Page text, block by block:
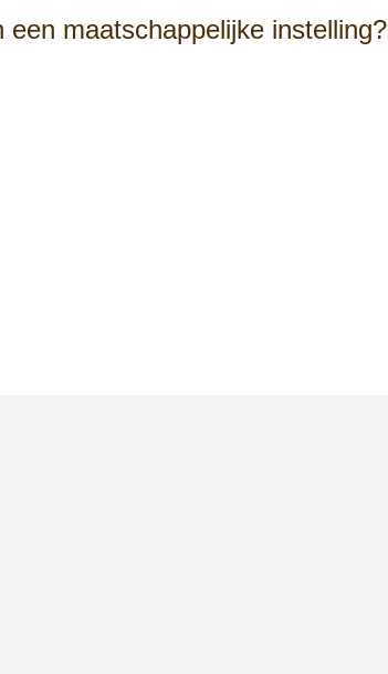
maatschappelijke instelling?